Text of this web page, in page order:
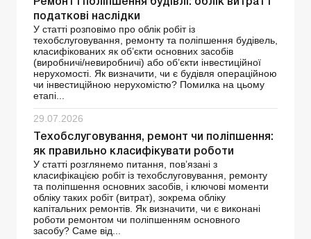
Ремонт і поліпшення будівлі: облік витрат і
податкові наслідки
У статті розповімо про облік робіт із
техобслуговування, ремонту та поліпшення будівель,
класифікованих як об’єкти основних засобів
(виробничі/невиробничі) або об’єкти інвестиційної
нерухомості. Як визначити, чи є будівля операційною
чи інвестиційною нерухомістю? Помилка на цьому
етапі...
29.07.2026
Техобслуговування, ремонт чи поліпшення:
як правильно класифікувати роботи
У статті розглянемо питання, пов’язані з
класифікацією робіт із техобслуговування, ремонту
та поліпшення основних засобів, і ключові моменти
обліку таких робіт (витрат), зокрема обліку
капітальних ремонтів. Як визначити, чи є виконані
роботи ремонтом чи поліпшенням основного
засобу? Саме від...